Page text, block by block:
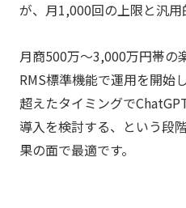
が、月1,000回の上限と汎用
月商500万〜3,000万円帯の
RMS標準機能で運用を開始
超えたタイミングで
導入を検討する、という段
果の面で最適です。